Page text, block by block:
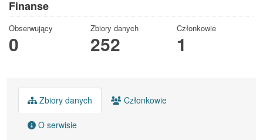
Finanse
Obserwujący
0
Zbiory danych
252
Członkowie
1
Zbiory danych Członkowie
O serwisie